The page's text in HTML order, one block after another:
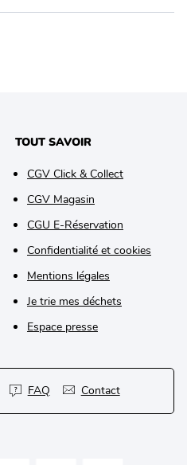
TOUT SAVOIR
CGV Click & Collect
CGV Magasin
CGU E-Réservation
Confidentialité et cookies
Mentions légales
Je trie mes déchets
Espace presse
FAQ Contact